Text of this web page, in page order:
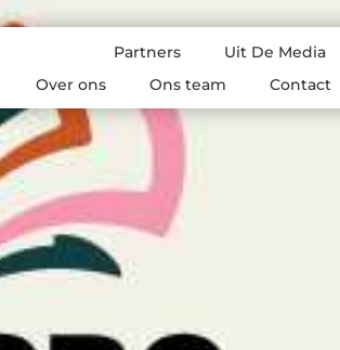
Partners
Uit De Media
Over ons
Ons team Contact